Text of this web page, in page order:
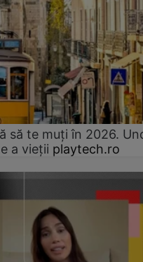
să te muți în 2026.
a vieții playtech.ro